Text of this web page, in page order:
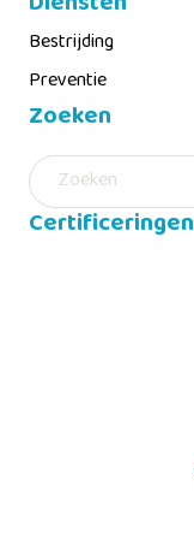
Bestrijding
Preventie
Zoeken
Zoeken
Certificeringen